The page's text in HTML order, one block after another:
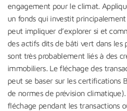
engagement pour le climat.
un fonds qui investit
peut impliquer d’explorer si et
des actifs dits de bâti vert dans les
sont très probablement liés à des
immobiliers. Le fléchage des
peut se baser sur les certifications
de normes de prévision
fléchage pendant les transactions